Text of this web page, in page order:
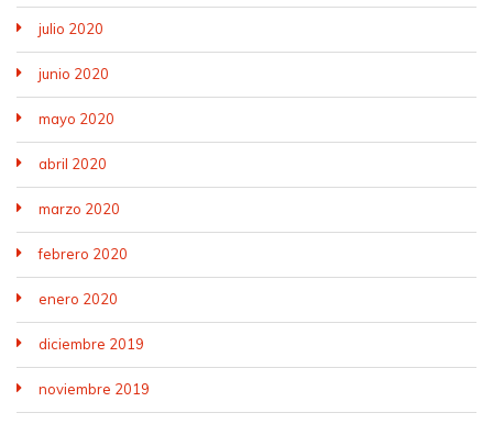
julio 2020
junio 2020
mayo 2020
abril 2020
marzo 2020
febrero 2020
enero 2020
diciembre 2019
noviembre 2019